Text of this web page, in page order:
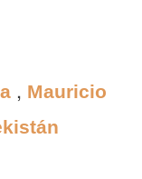
, Mauricio